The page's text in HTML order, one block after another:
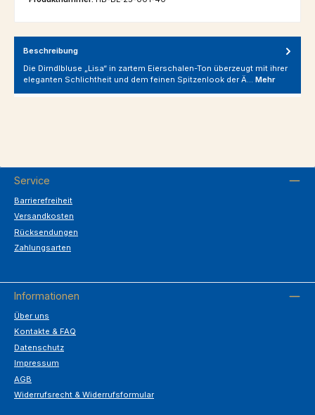
Beschreibung
Die Dirndlbluse „Lisa“ in zartem Eierschalen-Ton überzeugt mit ihrer
eleganten Schlichtheit und dem feinen Spitzenlook der Ä… Mehr
Service
Barrierefreiheit
Versandkosten
Rücksendungen
Zahlungsarten
Informationen
Über uns
Kontakte & FAQ
Datenschutz
Impressum
AGB
Widerrufsrecht & Widerrufsformular